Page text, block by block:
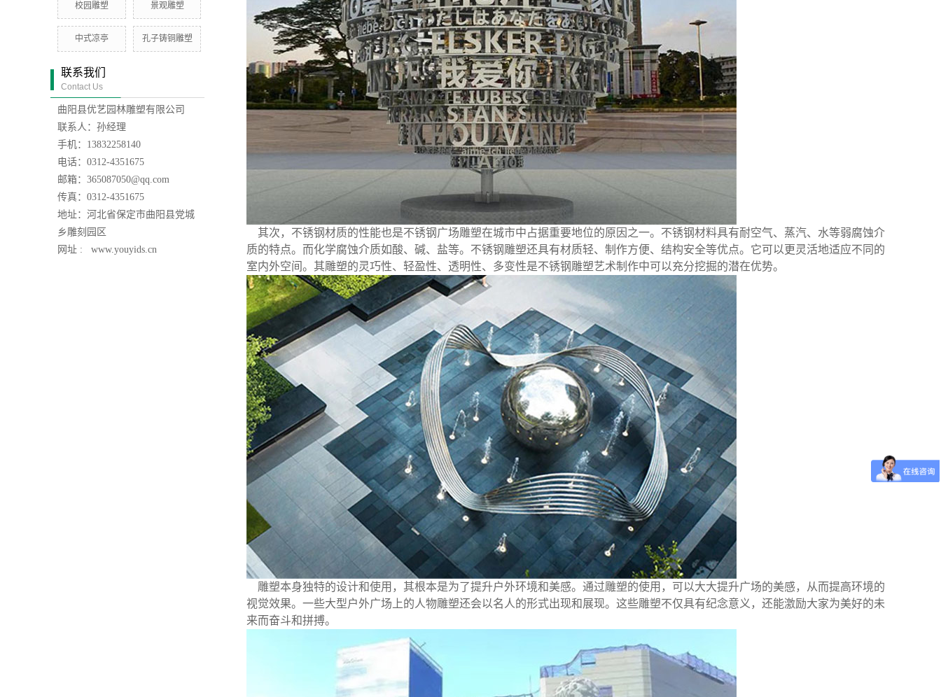
校园雕塑 景观雕塑
中式凉亭 孔子铸铜雕塑
联系我们
Contact Us
曲阳县优艺园林雕塑有限公司
联系人：孙经理
手机：13832258140
电话：0312-4351675
邮箱：365087050@qq.com
传真：0312-4351675
地址：河北省保定市曲阳县党城
乡雕刻园区
网址 : www.youyids.cn
其次，不锈钢材质的性能也是不锈钢广场雕塑在城市中占据重要地位的原因之一。不锈钢材料具有耐空气、蒸汽、水等弱腐蚀介
质的特点。而化学腐蚀介质如酸、碱、盐等。不锈钢雕塑还具有材质轻、制作方便、结构安全等优点。它可以更灵活地适应不同的
室内外空间。其雕塑的灵巧性、轻盈性、透明性、多变性是不锈钢雕塑艺术制作中可以充分挖掘的潜在优势。
雕塑本身独特的设计和使用，其根本是为了提升户外环境和美感。通过雕塑的使用，可以大大提升广场的美感，从而提高环境的
视觉效果。一些大型户外广场上的人物雕塑还会以名人的形式出现和展现。这些雕塑不仅具有纪念意义，还能激励大家为美好的未
来而奋斗和拼搏。